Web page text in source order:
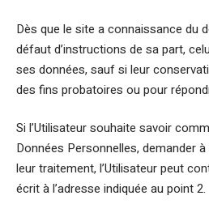
Dès que le site a connaissance du
défaut d’instructions de sa part,
ses données, sauf si leur
des fins probatoires ou pour
Si l’Utilisateur souhaite savoir
Données Personnelles, demander
leur traitement, l’Utilisateur peut
écrit à l’adresse indiquée au point 2.